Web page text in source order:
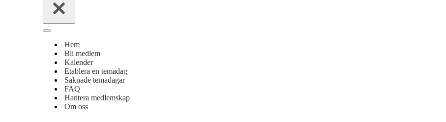
Navigeringsmeny
Hem
Bli medlem
Kalender
Etablera en temadag
Saknade temadagar
FAQ
Hantera medlemskap
Om oss
Kolla in hela kalendern med temadagar.